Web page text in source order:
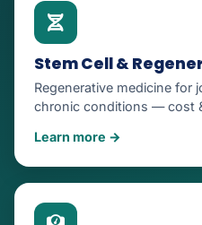
Stem Cell &
Regenerative medicine for
chronic conditions — cost
Learn more →